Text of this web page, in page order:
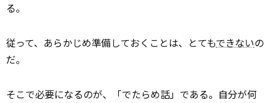
る。
従って、あらかじめ準備しておくことは、とてもできないの
だ。
そこで必要になるのが、「でたらめ話」である。自分が何